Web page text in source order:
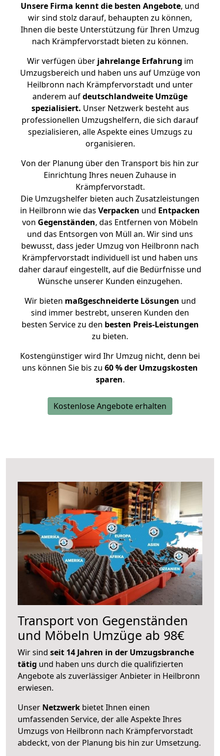
Unsere Firma kennt die besten Angebote, und
wir sind stolz darauf, behaupten zu können,
Ihnen die beste Unterstützung für Ihren Umzug
nach Krämpfervorstadt bieten zu können.
Wir verfügen überjahrelange Erfahrung im
Umzugsbereich und haben uns auf Umzüge von
Heilbronn nach Krämpfervorstadt und unter
anderem aufdeutschlandweite Umzüge
spezialisiert. Unser Netzwerk besteht aus
professionellen Umzugshelfern, die sich darauf
spezialisieren, alle Aspekte eines Umzugs zu
organisieren.
Von der Planung über den Transport bis hin zur
Einrichtung Ihres neuen Zuhause in
Krämpfervorstadt.
Die Umzugshelfer bieten auch Zusatzleistungen
in Heilbronn wie das Verpacken und Entpacken
von Gegenständen, das Entfernen von Möbeln
und das Entsorgen von Müll an. Wir sind uns
bewusst, dass jeder Umzug von Heilbronn nach
Krämpfervorstadt individuell ist und haben uns
daher darauf eingestellt, auf die Bedürfnisse und
Wünsche unserer Kunden einzugehen.
Wir bieten maßgeschneiderte Lösungen und
sind immer bestrebt, unseren Kunden den
besten Service zu den besten Preis-Leistungen
zu bieten.
Kostengünstiger wird Ihr Umzug nicht, denn bei
uns können Sie bis zu 60 % der Umzugskosten
sparen.
Kostenlose Angebote erhalten
Transport von Gegenständen
und Möbeln Umzüge ab 98€
Wir sind seit 14 Jahren in der Umzugsbranche
tätig und haben uns durch die qualifizierten
Angebote als zuverlässiger Anbieter in Heilbronn
erwiesen.
Unser Netzwerk bietet Ihnen einen
umfassenden Service, der alle Aspekte Ihres
Umzugs von Heilbronn nach Krämpfervorstadt
abdeckt, von der Planung bis hin zur Umsetzung.